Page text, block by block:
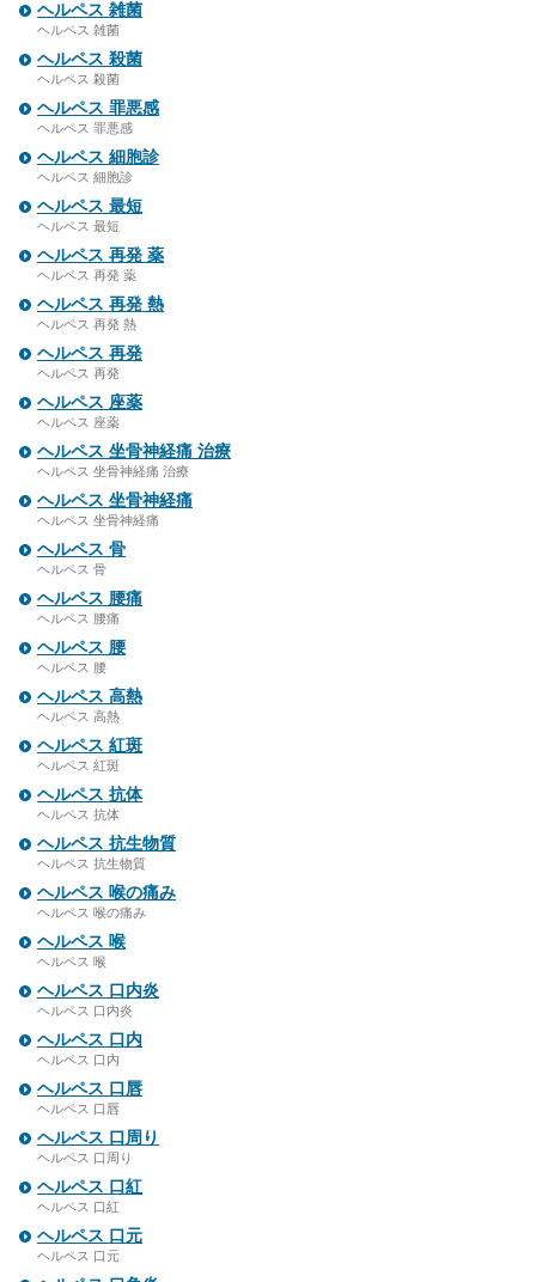
ヘルペス 雑菌
ヘルペス 雑菌
ヘルペス 殺菌
ヘルペス 殺菌
ヘルペス 罪悪感
ヘルペス 罪悪感
ヘルペス 細胞診
ヘルペス 細胞診
ヘルペス 最短
ヘルペス 最短
ヘルペス 再発 薬
ヘルペス 再発 薬
ヘルペス 再発 熱
ヘルペス 再発 熱
ヘルペス 再発
ヘルペス 再発
ヘルペス 座薬
ヘルペス 座薬
ヘルペス 坐骨神経痛 治療
ヘルペス 坐骨神経痛 治療
ヘルペス 坐骨神経痛
ヘルペス 坐骨神経痛
ヘルペス 骨
ヘルペス 骨
ヘルペス 腰痛
ヘルペス 腰痛
ヘルペス 腰
ヘルペス 腰
ヘルペス 高熱
ヘルペス 高熱
ヘルペス 紅斑
ヘルペス 紅斑
ヘルペス 抗体
ヘルペス 抗体
ヘルペス 抗生物質
ヘルペス 抗生物質
ヘルペス 喉の痛み
ヘルペス 喉の痛み
ヘルペス 喉
ヘルペス 喉
ヘルペス 口内炎
ヘルペス 口内炎
ヘルペス 口内
ヘルペス 口内
ヘルペス 口唇
ヘルペス 口唇
ヘルペス 口周り
ヘルペス 口周り
ヘルペス 口紅
ヘルペス 口紅
ヘルペス 口元
ヘルペス 口元